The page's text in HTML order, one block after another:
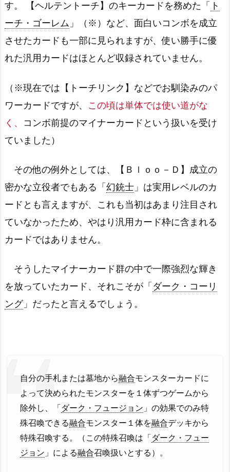
す。 【ヘルテントーチ】のキーカードを務めた「
ト
ーチ・ゴーレム 」（※）など、面白いコンボを成立
させたカードも一部に見られますが、使い勝手に優
れた汎用カードはほとんど収録されていません。
（※現在では【トーチリンク】などでお馴染みのパ
ワーカードですが、 この頃は単体では使い道がな
く、 コンボ前提のマイナーカードという扱いを受け
ていました）
その他の例外としては、【Ｂｌｏｏ－Ｄ】成立の
密かな立役者でもある「 幻銃士 」は実用レベルのカ
ードとも言えますが、これも当初はあまり注目され
ていなかったため、やはり汎用カード枠に含まれる
カードではありません。
そうしたマイナーカード群の中で一際強烈な輝き
を放っていたカード、それこそが「 ダーク・コーリ
ング」だったと言えるでしょう。
自分の手札または墓地から融合モンスターカードに
よって決められたモンスターを１体ずつゲームから
除外し、「 ダーク・フュージョン 」の効果でのみ特
殊召喚できる融合モンスター１体を融合デッキから
特殊召喚する。（この特殊召喚は「 ダーク・フュー
ジョン 」による融合召喚扱いとする）。